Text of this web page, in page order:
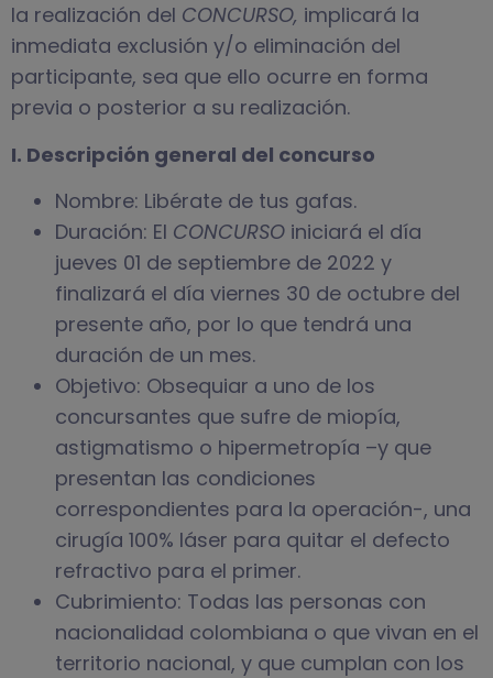
la realización del CONCURSO, implicará la
inmediata exclusión y/o eliminación del
participante, sea que ello ocurre en forma
previa o posterior a su realización.
I. Descripción general del concurso
Nombre: Libérate de tus gafas.
Duración: El CONCURSO iniciará el día
jueves 01 de septiembre de 2022 y
finalizará el día viernes 30 de octubre del
presente año, por lo que tendrá una
duración de un mes.
Objetivo: Obsequiar a uno de los
concursantes que sufre de miopía,
astigmatismo o hipermetropía –y que
presentan las condiciones
correspondientes para la operación-, una
cirugía 100% láser para quitar el defecto
refractivo para el primer.
Cubrimiento: Todas las personas con
nacionalidad colombiana o que vivan en el
territorio nacional, y que cumplan con los